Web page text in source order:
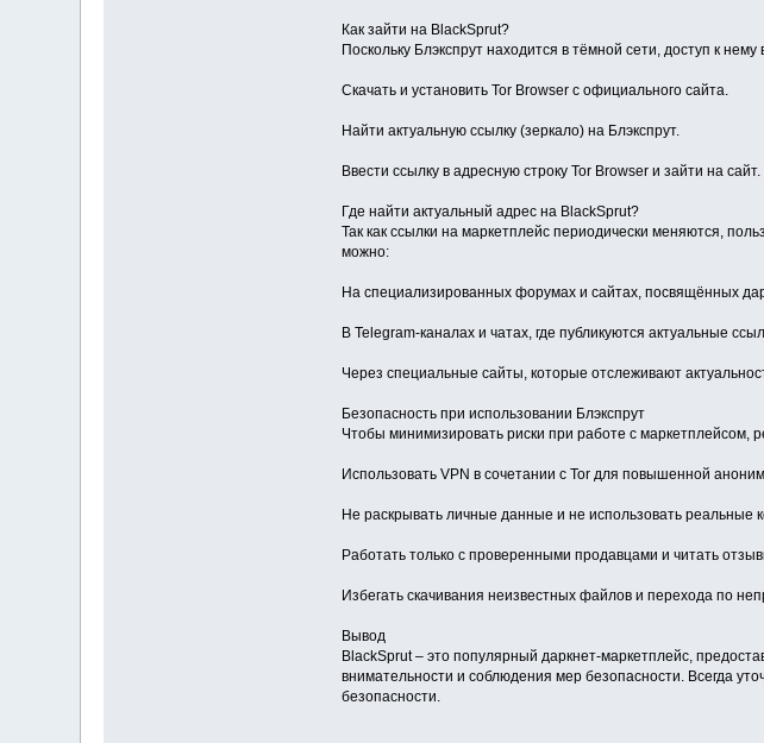
Как зайти на BlackSprut?
Поскольку Блэкспрут находится в тёмной сети, доступ к
Скачать и установить Tor Browser с официального сайта.
Найти актуальную ссылку (зеркало) на Блэкспрут.
Ввести ссылку в адресную строку Tor Browser и зайти на сайт.
Где найти актуальный адрес на BlackSprut?
Так как ссылки на маркетплейс периодически меняются,
можно:
На специализированных форумах и сайтах, посвящённых
В Telegram-каналах и чатах, где публикуются актуальные
Через специальные сайты, которые отслеживают
Безопасность при использовании Блэкспрут
Чтобы минимизировать риски при работе с маркетплейсом,
Использовать VPN в сочетании с Tor для повышенной
Не раскрывать личные данные и не использовать реальные
Работать только с проверенными продавцами и читать
Избегать скачивания неизвестных файлов и перехода по
Вывод
BlackSprut – это популярный даркнет-маркетплейс,
внимательности и соблюдения мер безопасности. Всегда
безопасности.